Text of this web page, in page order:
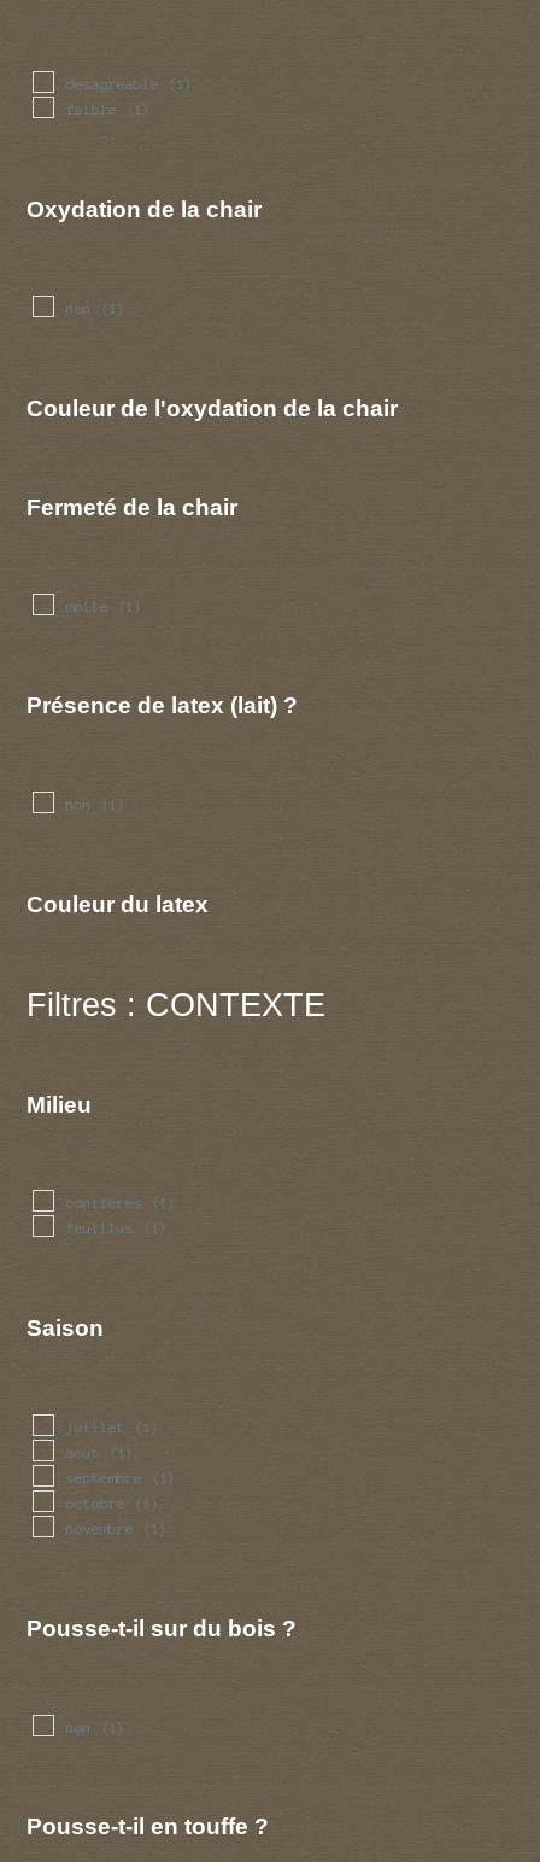
desagreable (1)
faible (1)
Oxydation de la chair
non (1)
Couleur de l'oxydation de la chair
Fermeté de la chair
molle (1)
Présence de latex (lait) ?
non (1)
Couleur du latex
Filtres : CONTEXTE
Milieu
coniferes (1)
feuillus (1)
Saison
juillet (1)
aout (1)
septembre (1)
octobre (1)
novembre (1)
Pousse-t-il sur du bois ?
non (1)
Pousse-t-il en touffe ?